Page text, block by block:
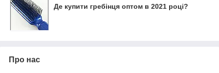
Де купити гребінця оптом в 2021 році?
Про нас